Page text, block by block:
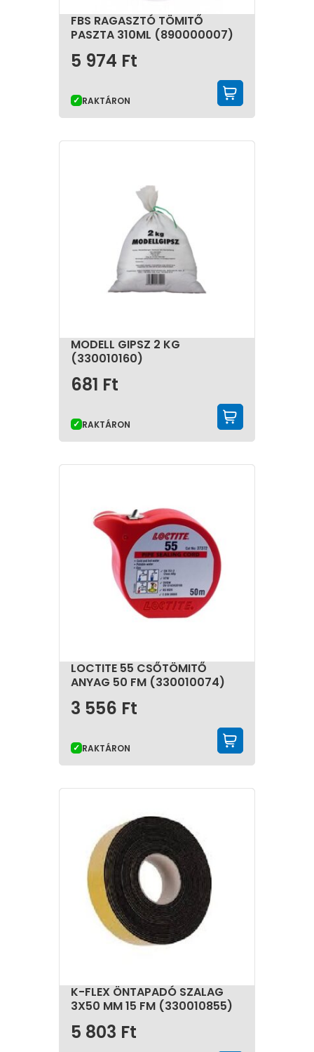
FBS RAGASZTÓ TÖMITŐ
PASZTA 310ML (890000007)
5 974 Ft
RAKTÁRON
MODELL GIPSZ 2 KG
(330010160)
681 Ft
RAKTÁRON
LOCTITE 55 CSŐTÖMITŐ
ANYAG 50 FM (330010074)
3 556 Ft
RAKTÁRON
K-FLEX ÖNTAPADÓ SZALAG
3X50 MM 15 FM (330010855)
5 803 Ft